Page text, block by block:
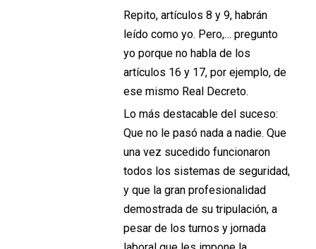
Repito, artículos 8 y 9, habrán
leído como yo. Pero,… pregunto
yo porque no habla de los
artículos 16 y 17, por ejemplo, de
ese mismo Real Decreto.
Lo más destacable del suceso:
Que no le pasó nada a nadie. Que
una vez sucedido funcionaron
todos los sistemas de seguridad,
y que la gran profesionalidad
demostrada de su tripulación, a
pesar de los turnos y jornada